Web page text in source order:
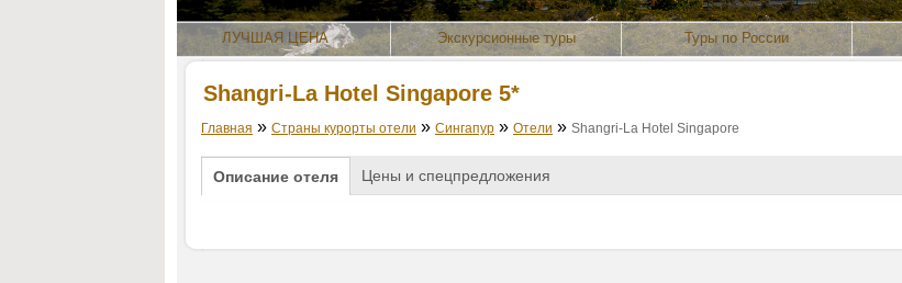
ЛУЧШАЯ ЦЕНА Экскурсионные туры Туры по России
Shangri-La Hotel Singapore 5*
Главная » Страны курорты отели » Сингапур » Отели » Shangri-La Hotel Singapore
Описание отеля Цены и спецпредложения